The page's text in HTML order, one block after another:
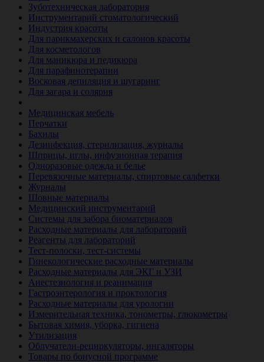
Зуботехническая лаборатория
Инструментарий стоматологический
Индустрия красоты
Для парикмахерских и салонов красоты
Для косметологов
Для маникюра и педикюра
Для парафинотерапии
Восковая депиляция и шугаринг
Для загара и солярия
Медицинская мебель
Перчатки
Бахилы
Дезинфекция, стерилизация, журналы
Шприцы, иглы, инфузионная терапия
Одноразовые одежда и белье
Перевязочные материалы, спиртовые салфетки
Журналы
Шовные материалы
Медицинский инструментарий
Системы для забора биоматериалов
Расходные материалы для лабораторий
Реагенты для лабораторий
Тест-полоски, тест-системы
Гинекологические расходные материалы
Расходные материалы для ЭКГ и УЗИ
Анестезиология и реанимация
Гастроэнтерология и проктология
Расходные материалы для урологии
Измерительная техника, тонометры, глюкометры
Бытовая химия, уборка, гигиена
Утилизация
Облучатели-рециркуляторы, ингаляторы
Товары по бонусной программе